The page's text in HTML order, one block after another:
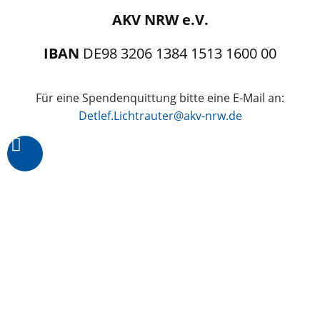
AKV NRW e.V.
IBAN DE98 3206 1384 1513 1600 00
Für eine Spendenquittung bitte eine E-Mail an:
Detlef.Lichtrauter@akv-nrw.de